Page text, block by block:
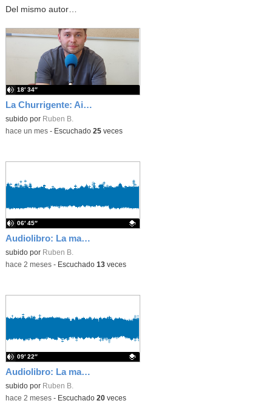
Del mismo autor…
La Churrigente: Aidan Barlow, Asistente de Lengua Inglesa
subido por Ruben B.
18′ 34″
-hace un mes- Escuchado 25veces
Audiolibro: La marca, capítulo 4 y epílogo
Contenido educativo.
subido por Ruben B.
06′ 45″
-hace 2 meses- Escuchado 13veces
Audiolibro: La marca, capítulo 3
Contenido educativo.
subido por Ruben B.
09′ 22″
-hace 2 meses- Escuchado 20veces